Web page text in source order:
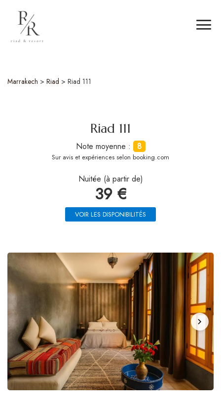
Marrakech > Riad > Riad 111
Riad 111
Note moyenne : 8
Sur avis et expériences selon booking.com
Nuitée (à partir de)
39 €
VOIR LES DISPONIBILITÉS
chevron_right